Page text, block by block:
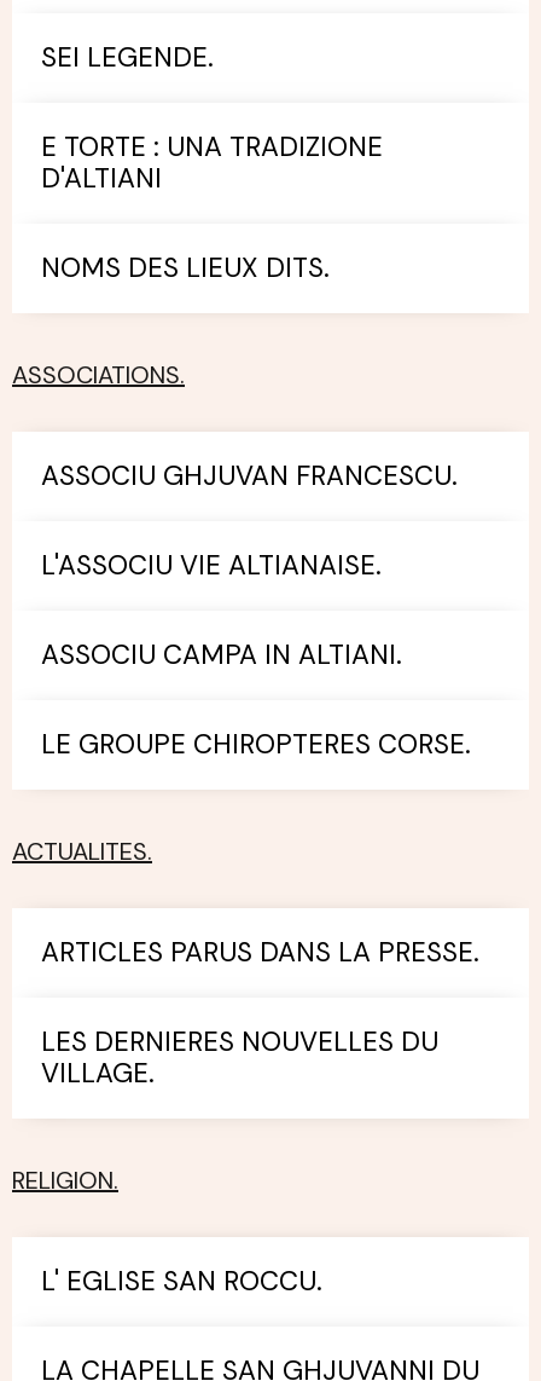
SEI LEGENDE.
E TORTE : UNA TRADIZIONE
D'ALTIANI
NOMS DES LIEUX DITS.
ASSOCIATIONS.
ASSOCIU GHJUVAN FRANCESCU.
L'ASSOCIU VIE ALTIANAISE.
ASSOCIU CAMPA IN ALTIANI.
LE GROUPE CHIROPTERES CORSE.
ACTUALITES.
ARTICLES PARUS DANS LA PRESSE.
LES DERNIERES NOUVELLES DU
VILLAGE.
RELIGION.
L' EGLISE SAN ROCCU.
LA CHAPELLE SAN GHJUVANNI DU